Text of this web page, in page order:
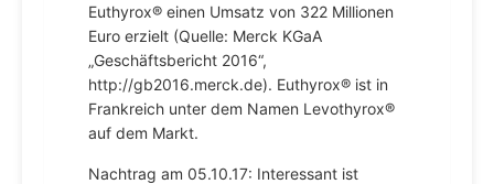
Euthyrox® einen Umsatz von 322 Millionen
Euro erzielt (Quelle: Merck KGaA
„Geschäftsbericht 2016“,
http://gb2016.merck.de). Euthyrox® ist in
Frankreich unter dem Namen Levothyrox®
auf dem Markt.
Nachtrag am 05.10.17: Interessant ist